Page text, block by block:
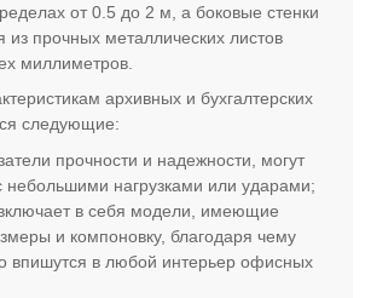
от 0.5 до 2 м, а боковые стенки
из прочных металлических листов
миллиметров.
архивных и бухгалтерских
следующие:
прочности и надежности, могут
небольшими нагрузками или ударами;
в себя модели, имеющие
и компоновку, благодаря чему
впишутся в любой интерьер офисных